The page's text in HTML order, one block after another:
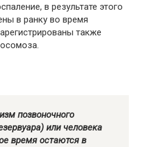
в результате этого
в ранку во время
также
позвоночного
или человека
время остаются в